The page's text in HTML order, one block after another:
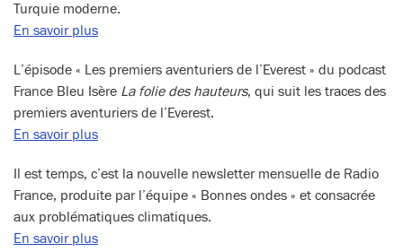
Turquie moderne.
En savoir plus
L’épisode « Les premiers aventuriers de l’Everest » du podcast
France Bleu Isère La folie des hauteurs, qui suit les traces des
premiers aventuriers de l’Everest.
En savoir plus
Il est temps, c’est la nouvelle newsletter mensuelle de Radio
France, produite par l’équipe « Bonnes ondes » et consacrée
aux problématiques climatiques.
En savoir plus